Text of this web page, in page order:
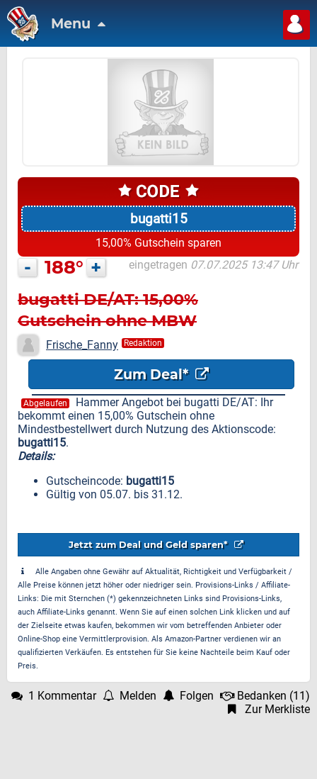
Menu
bugatti15
15,00% Gutschein sparen
- 188° + eingetragen 07.07.2025 13:47 Uhr
bugatti DE/AT: 15,00%
Gutschein ohne MBW
Frische_Fanny Redaktion
Zum Deal*
Abgelaufen
Hammer Angebot bei bugatti DE/AT: Ihr
bekommt einen 15,00% Gutschein ohne
Mindestbestellwert durch Nutzung des Aktionscode:
bugatti15.
Details:
Gutscheincode: bugatti15
Gültig von 05.07. bis 31.12.
Jetzt zum Deal und Geld sparen*
Alle Angaben ohne Gewähr auf Aktualität, Richtigkeit und Verfügbarkeit /
Alle Preise können jetzt höher oder niedriger sein. Provisions-Links / Affiliate-
Links: Die mit Sternchen (*) gekennzeichneten Links sind Provisions-Links,
auch Affiliate-Links genannt. Wenn Sie auf einen solchen Link klicken und auf
der Zielseite etwas kaufen, bekommen wir vom betreffenden Anbieter oder
Online-Shop eine Vermittlerprovision. Als Amazon-Partner verdienen wir an
qualifizierten Verkäufen. Es entstehen für Sie keine Nachteile beim Kauf oder
Preis.
1 Kommentar Melden Folgen Bedanken (11)
Zur Merkliste